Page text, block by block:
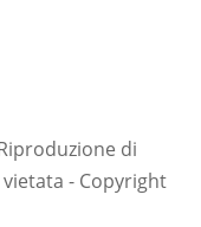
di
- Copyright